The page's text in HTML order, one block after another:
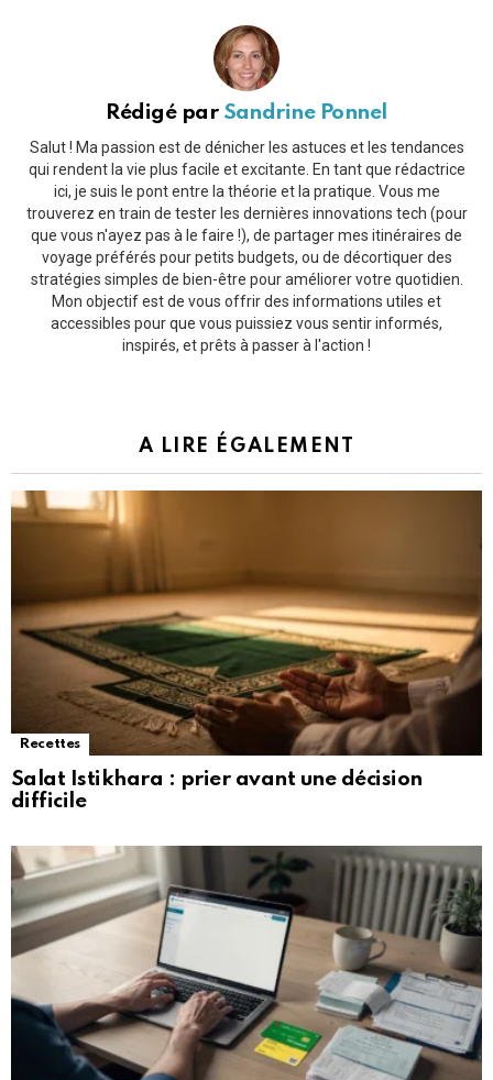
Rédigé par Sandrine Ponnel
Salut ! Ma passion est de dénicher les astuces et les tendances
qui rendent la vie plus facile et excitante. En tant que rédactrice
ici, je suis le pont entre la théorie et la pratique. Vous me
trouverez en train de tester les dernières innovations tech (pour
que vous n'ayez pas à le faire !), de partager mes itinéraires de
voyage préférés pour petits budgets, ou de décortiquer des
stratégies simples de bien-être pour améliorer votre quotidien.
Mon objectif est de vous offrir des informations utiles et
accessibles pour que vous puissiez vous sentir informés,
inspirés, et prêts à passer à l'action !
A LIRE ÉGALEMENT
Recettes
Salat Istikhara : prier avant une décision
difficile